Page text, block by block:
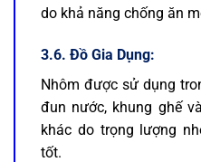
do khả năng chống ăn
3.6. Đồ Gia Dụng:
Nhôm được sử dụng
đun nước, khung ghế
khác do trọng lượng
tốt.